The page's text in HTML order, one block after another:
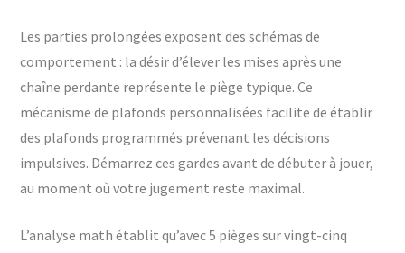
Les parties prolongées exposent des schémas de
comportement : la désir d’élever les mises après une
chaîne perdante représente le piège typique. Ce
mécanisme de plafonds personnalisées facilite de établir
des plafonds programmés prévenant les décisions
impulsives. Démarrez ces gardes avant de débuter à jouer,
au moment où votre jugement reste maximal.
L’analyse math établit qu’avec 5 pièges sur vingt-cinq